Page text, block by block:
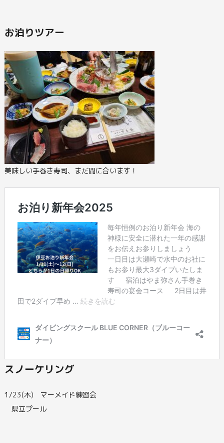
お泊りツアー
美味しい手巻き寿司、まだ間に合います！
スノーケリング
1/23(木) マーメイド練習会
県立プール